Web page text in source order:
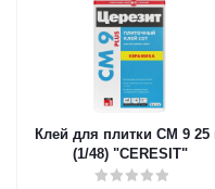
Клей для плитки CM 9 25 кг
(1/48) "CERESIT"